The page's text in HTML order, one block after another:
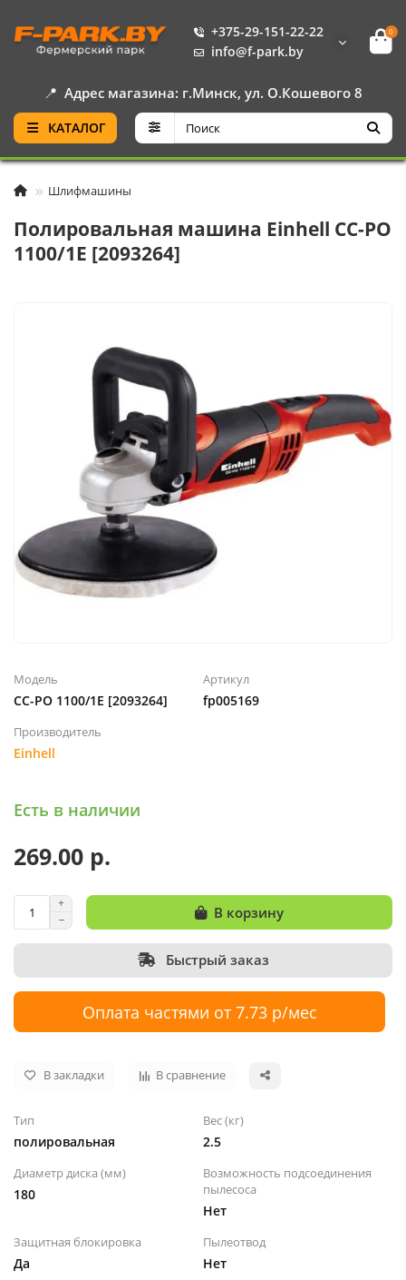
+375-29-151-22-22
info@f-park.by
0
📍 Адрес магазина: г.Минск, ул. О.Кошевого 8
КАТАЛОГ
Шлифмашины
Полировальная машина Einhell CC-PO
1100/1E [2093264]
Модель
CC-PO 1100/1E [2093264]
Артикул
fp005169
Производитель
Einhell
Есть в наличии
269.00 р.
В корзину
Быстрый заказ
Оплата частями от 7.73 р/мес
В закладки В сравнение
Тип
полировальная
Вес (кг)
2.5
Диаметр диска (мм)
180
Возможность подсоединения
пылесоса
Нет
Защитная блокировка
Да
Пылеотвод
Нет